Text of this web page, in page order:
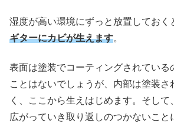
湿度が高い環境にずっと放置しておく
ギターにカビが生えます。
表面は塗装でコーティングされている
ことはないでしょうが、内部は塗装さ
く、ここから生えはじめます。そして
広がっていき取り返しのつかないこと